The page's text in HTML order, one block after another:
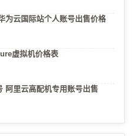
为云国际站个人账号出售价格
虚拟机价格表
阿里云高配机专用账号出售